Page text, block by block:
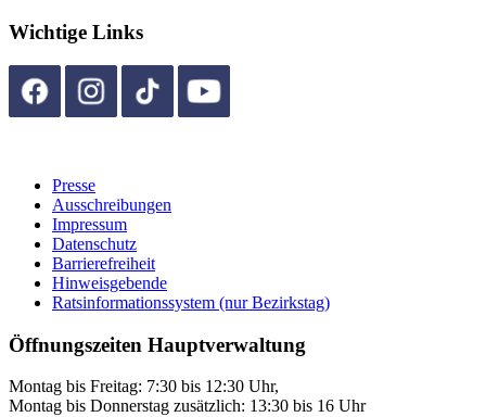
Wichtige Links
Presse
Ausschreibungen
Impressum
Datenschutz
Barrierefreiheit
Hinweisgebende
Ratsinformationssystem (nur Bezirkstag)
Öffnungszeiten Hauptverwaltung
Montag bis Freitag: 7:30 bis 12:30 Uhr,
Montag bis Donnerstag zusätzlich: 13:30 bis 16 Uhr